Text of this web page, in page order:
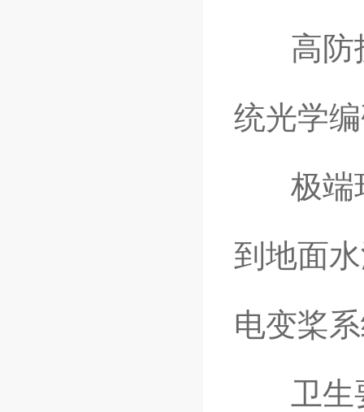
高防护
统光学
极端环
到地面
电变桨
卫生要